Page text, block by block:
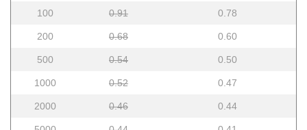
100 0.91 0.78
200 0.68 0.60
500 0.54 0.50
1000 0.52 0.47
2000 0.46 0.44